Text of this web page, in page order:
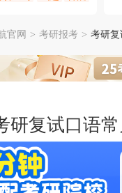
官网 > 考研报考 > 考研复
研复试口语